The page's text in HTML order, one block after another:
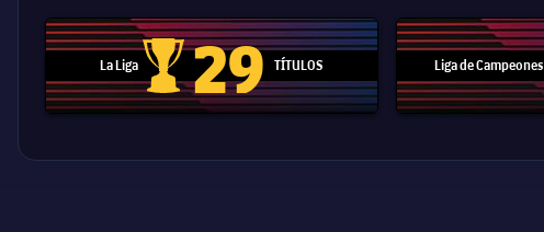
La Liga
Trofeo de La Liga
29 TÍTULOS Liga de Campeones